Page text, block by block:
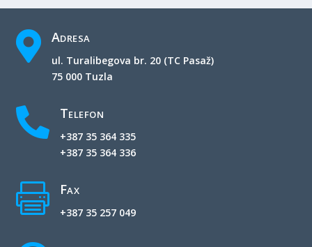
 Adresa
ul. Turalibegova br. 20 (TC Pasaž)
75 000 Tuzla
 Telefon
+387 35 364 335
+387 35 364 336
 Fax
+387 35 257 049